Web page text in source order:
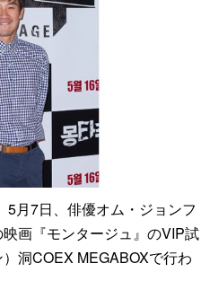
5月7日、俳優オム・ジョンフ
画『モンタージュ』のVIP試
洞COEX MEGABOXで行わ